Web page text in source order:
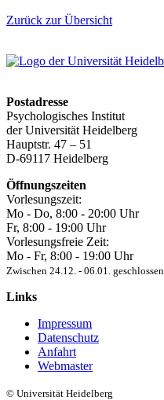
Zurück zur Übersicht
Postadresse
Psychologisches Institut
der Universität Heidelberg
Hauptstr. 47 – 51
D-69117 Heidelberg
Öffnungszeiten
Vorlesungszeit:
Mo - Do, 8:00 ‐ 20:00 Uhr
Fr, 8:00 ‐ 19:00 Uhr
Vorlesungsfreie Zeit:
Mo - Fr, 8:00 ‐ 19:00 Uhr
Zwischen 24.12. ‐ 06.01. geschlossen
Links
Impressum
Datenschutz
Anfahrt
Webmaster
© Universität Heidelberg